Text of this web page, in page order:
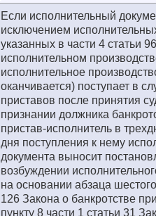
Если исполнительный
исключением
указанных в части 4 статьи
исполнительном
исполнительное
оканчивается) поступает в
приставов после принятия
признании должника
пристав-исполнитель в
дня поступления к нему
документа выносит
возбуждении
на основании абзаца
126 Закона о банкротстве
пункту 8 части 1 статьи 31